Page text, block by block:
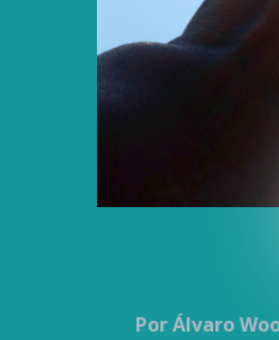
Por Álvaro